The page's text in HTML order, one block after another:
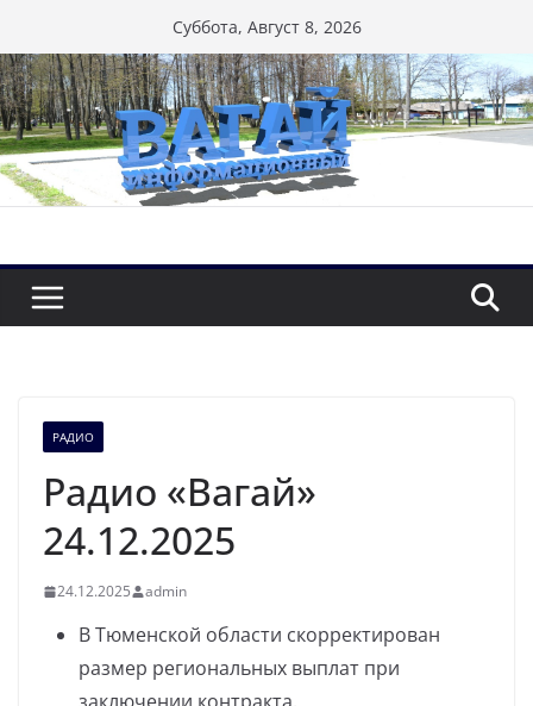
к
содержимому
Суббота, Август 8, 2026
РАДИО
Радио «Вагай»
24.12.2025
24.12.2025 admin
В Тюменской области скорректирован
размер региональных выплат при